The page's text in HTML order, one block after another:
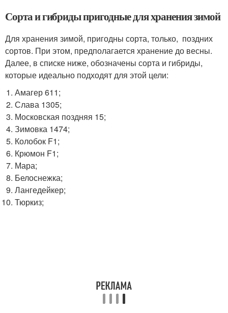
Сорта и гибриды пригодные для хранения зимой
Для хранения зимой, пригодны сорта, только, поздних
сортов. При этом, предполагается хранение до весны.
Далее, в списке ниже, обозначены сорта и гибриды,
которые идеально подходят для этой цели:
Амагер 611;
Слава 1305;
Московская поздняя 15;
Зимовка 1474;
Колобок F1;
Крюмон F1;
Мара;
Белоснежка;
Лангедейкер;
Тюркиз;